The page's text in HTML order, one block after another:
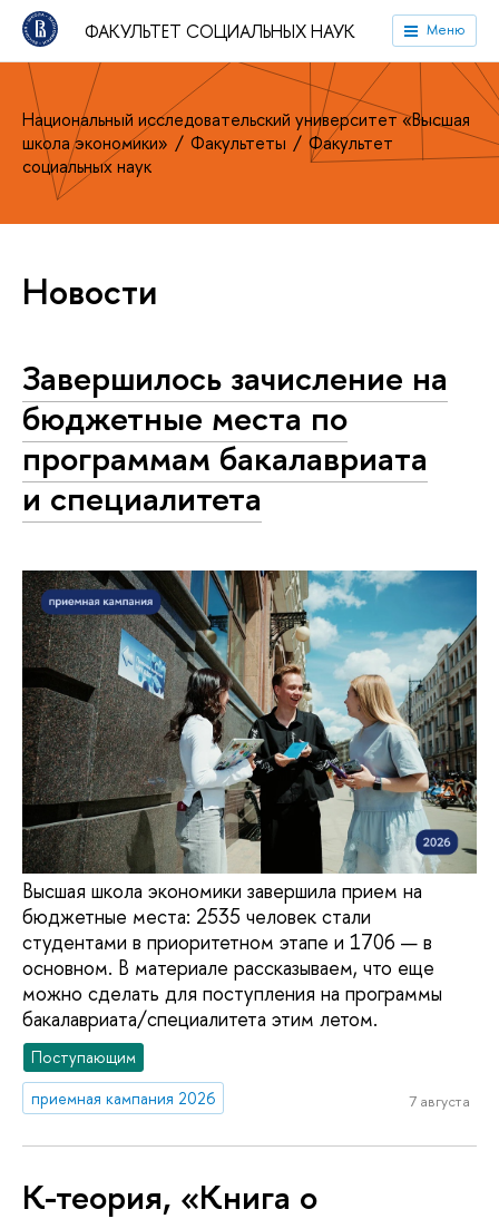
ФАКУЛЬТЕТ СОЦИАЛЬНЫХ НАУК Меню
Национальный исследовательский университет «Высшая
школа экономики»
Факультеты
Факультет
социальных наук
Новости
Завершилось зачисление на
бюджетные места по
программам бакалавриата
и специалитета
Высшая школа экономики завершила прием на
бюджетные места: 2535 человек стали
студентами в приоритетном этапе и 1706 — в
основном. В материале рассказываем, что еще
можно сделать для поступления на программы
бакалавриата/специалитета этим летом.
Поступающим
приемная кампания 2026
7 августа
К-теория, «Книга о